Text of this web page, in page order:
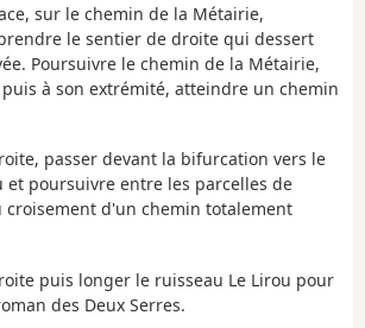
sur le chemin de la Métairie,
le sentier de droite qui dessert
Poursuivre le chemin de la Métairie,
à son extrémité, atteindre un chemin
passer devant la bifurcation vers le
et poursuivre entre les parcelles de
croisement d'un chemin totalement
puis longer le ruisseau Le Lirou pour
des Deux Serres.